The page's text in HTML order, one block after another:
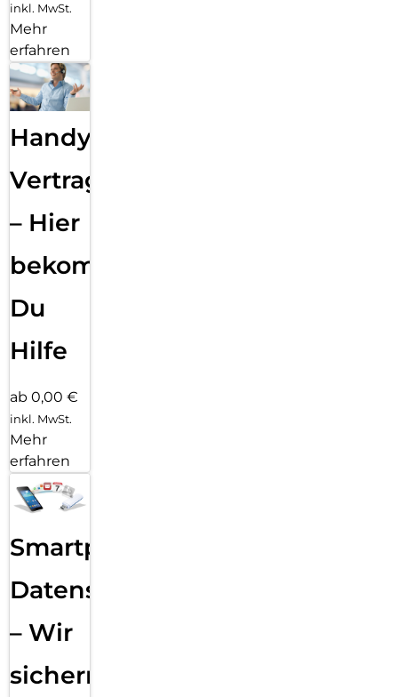
inkl. MwSt.
Mehr
erfahren
Handy
Vertragsabwicklung
– Hier
bekommst
Du
Hilfe
ab 0,00 €
inkl. MwSt.
Mehr
erfahren
Smartphone
Datensicherung
– Wir
sichern